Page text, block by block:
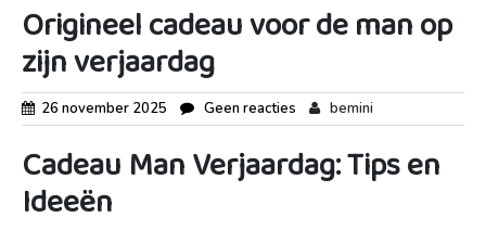
Origineel cadeau voor de man op
zijn verjaardag
26 november 2025 Geen reacties bemini
Cadeau Man Verjaardag: Tips en
Ideeën